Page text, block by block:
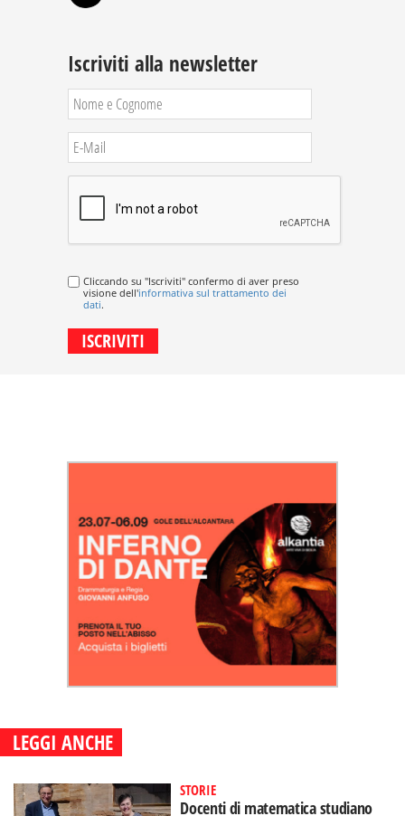
Iscriviti alla newsletter
Cliccando su "Iscriviti" confermo di aver preso
visione dell'informativa sul trattamento dei
dati.
LEGGI ANCHE
STORIE
Docenti di matematica studiano